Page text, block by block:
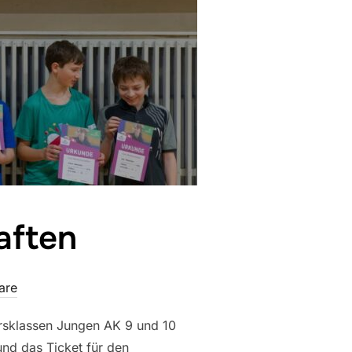
Jungen AK 9 und 10
das Ticket für den